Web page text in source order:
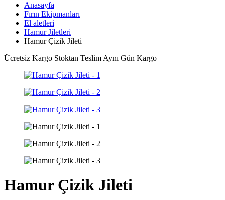
Anasayfa
Fırın Ekipmanları
El aletleri
Hamur Jiletleri
Hamur Çizik Jileti
Ücretsiz Kargo Stoktan Teslim Aynı Gün Kargo
Hamur Çizik Jileti